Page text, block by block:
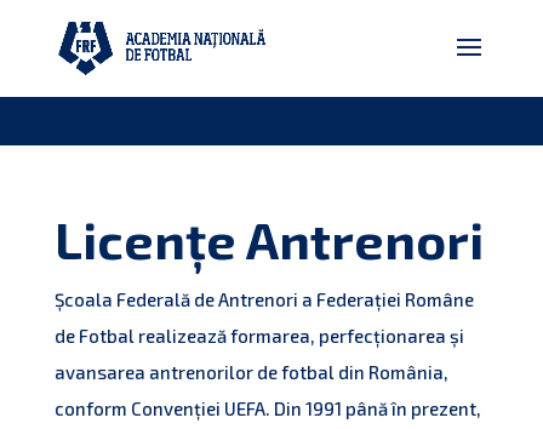
Licențe Antrenori
Școala Federală de Antrenori a Federației Române
de Fotbal realizează formarea, perfecționarea și
avansarea antrenorilor de fotbal din România,
conform Convenției UEFA. Din 1991 până în prezent,